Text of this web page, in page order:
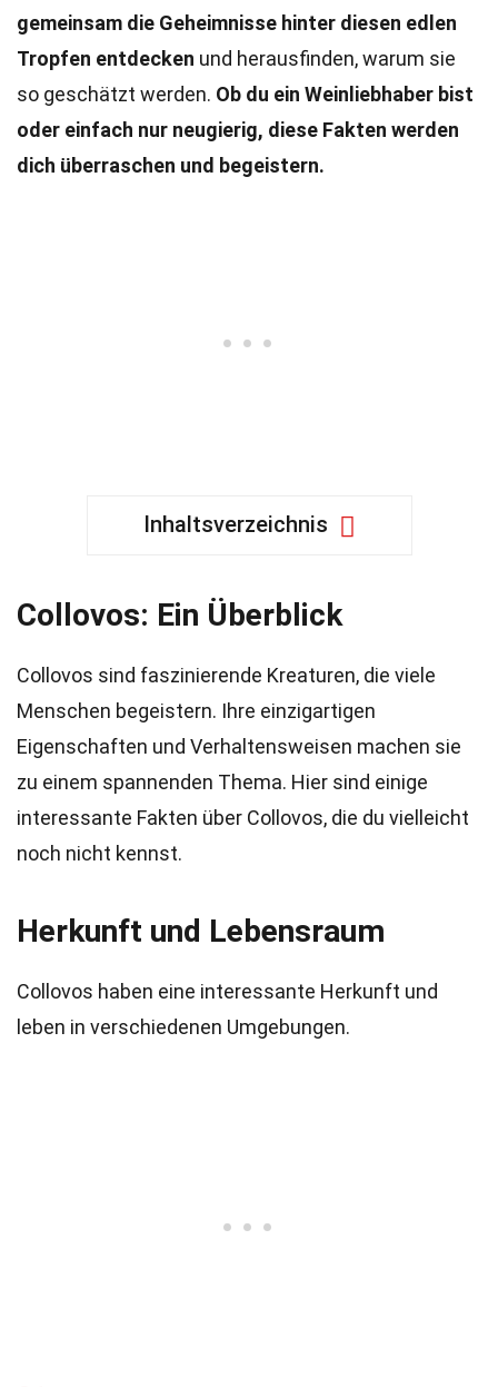
gemeinsam die Geheimnisse hinter diesen edlen
Tropfen entdecken und herausfinden, warum sie
so geschätzt werden. Ob du ein Weinliebhaber bist
oder einfach nur neugierig, diese Fakten werden
dich überraschen und begeistern.
Inhaltsverzeichnis
Collovos: Ein Überblick
Collovos sind faszinierende Kreaturen, die viele
Menschen begeistern. Ihre einzigartigen
Eigenschaften und Verhaltensweisen machen sie
zu einem spannenden Thema. Hier sind einige
interessante Fakten über Collovos, die du vielleicht
noch nicht kennst.
Herkunft und Lebensraum
Collovos haben eine interessante Herkunft und
leben in verschiedenen Umgebungen.